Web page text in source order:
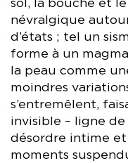
sol, la bouche et
névralgique
d’états ; tel un
forme à un
la peau comme
moindres
s’entremêlent,
invisible – ligne
désordre intime
moments